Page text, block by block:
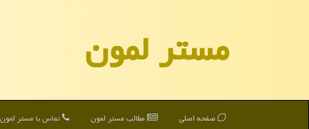
مستر لمون
صفحه اصلی مطالب مستر لمون تماس با مستر لمون